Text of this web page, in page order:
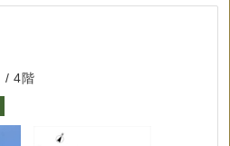
4階